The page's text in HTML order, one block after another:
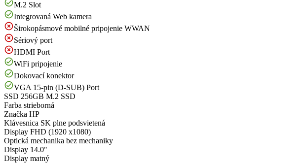
M.2 Slot
Integrovaná Web kamera
Širokopásmové mobilné pripojenie WWAN
Sériový port
HDMI Port
WiFi pripojenie
Dokovací konektor
VGA 15-pin (D-SUB) Port
SSD 256GB M.2 SSD
Farba strieborná
Značka HP
Klávesnica SK plne podsvietená
Display FHD (1920 x1080)
Optická mechanika bez mechaniky
Display 14.0"
Display matný